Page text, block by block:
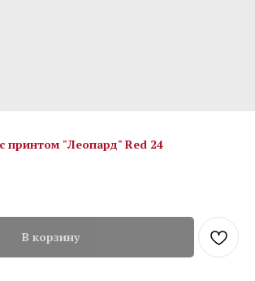
принтом "Леопард" Red 24
В корзину